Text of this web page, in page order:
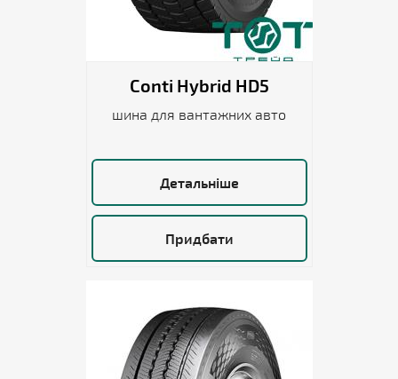
Conti Hybrid HD5
шина для вантажних авто
Детальніше
Придбати